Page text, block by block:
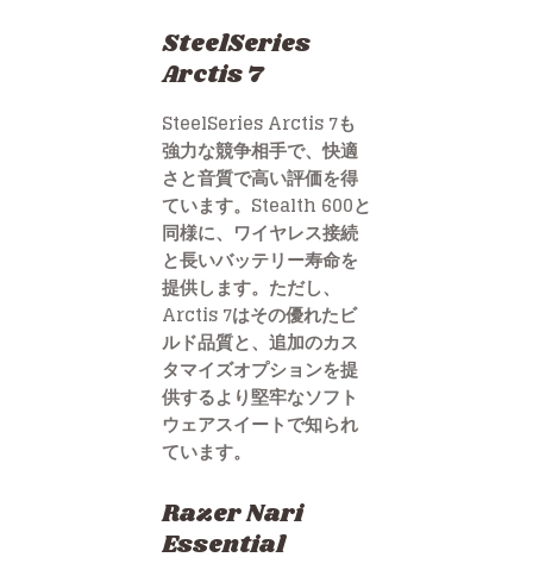
SteelSeries
Arctis 7
SteelSeries Arctis 7も
強力な競争相手で、快適
さと音質で高い評価を得
ています。Stealth 600と
同様に、ワイヤレス接続
と長いバッテリー寿命を
提供します。ただし、
Arctis 7はその優れたビ
ルド品質と、追加のカス
タマイズオプションを提
供するより堅牢なソフト
ウェアスイートで知られ
ています。
Razer Nari
Essential